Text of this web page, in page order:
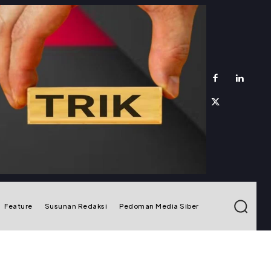
Feature Susunan Redaksi Pedoman Media Siber